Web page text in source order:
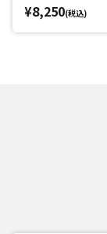
¥8,250(税込)